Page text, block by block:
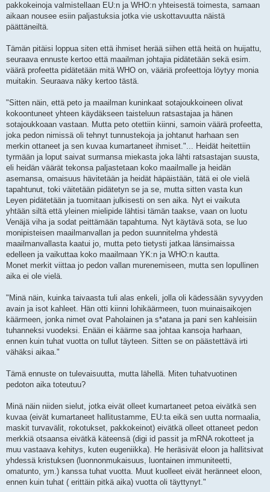
pakkokeinoja valmistellaan EU:n ja WHO:n yhteisestä toimesta, samaan
aikaan nousee esiin paljastuksia jotka vie uskottavuutta näistä
päättäneiltä.
Tämän pitäisi loppua siten että ihmiset herää siihen että heitä on huijattu,
seuraava ennuste kertoo että maailman johtajia pidätetään sekä esim.
väärä profeetta pidätetään mitä WHO on, vääriä profeettoja löytyy monia
muitakin. Seuraava näky kertoo tästä.
"Sitten näin, että peto ja maailman kuninkaat sotajoukkoineen olivat
kokoontuneet yhteen käydäkseen taisteluun ratsastajaa ja hänen
sotajoukkoaan vastaan. Mutta peto otettiin kiinni, samoin väärä profeetta,
joka pedon nimissä oli tehnyt tunnustekoja ja johtanut harhaan sen
merkin ottaneet ja sen kuvaa kumartaneet ihmiset."... Heidät heitettiin
tyrmään ja loput saivat surmansa miekasta joka lähti ratsastajan suusta,
eli heidän väärät tekonsa paljastetaan koko maailmalle ja heidän
asemansa, omaisuus hävitetään ja heidät häpäistään, tätä ei ole vielä
tapahtunut, toki väitetään pidätetyn se ja se, mutta sitten vasta kun
Leyen pidätetään ja tuomitaan julkisesti on sen aika. Nyt ei vaikuta
yhtään siltä että yleinen mielipide lähtisi tämän taakse, vaan on luotu
Venäjä viha ja sodat peittämään tapahtuma. Nyt käytävä sota, se luo
monipisteisen maailmanvallan ja pedon suunnitelma yhdestä
maailmanvallasta kaatui jo, mutta peto tietysti jatkaa länsimaissa
edelleen ja vaikuttaa koko maailmaan YK:n ja WHO:n kautta.
Monet merkit viittaa jo pedon vallan murenemiseen, mutta sen lopullinen
aika ei ole vielä.
"Minä näin, kuinka taivaasta tuli alas enkeli, jolla oli kädessään syvyyden
avain ja isot kahleet. Hän otti kiinni lohikäärmeen, tuon muinaisaikojen
käärmeen, jonka nimet ovat Paholainen ja s*atana ja pani sen kahleisiin
tuhanneksi vuodeksi. Enään ei käärme saa johtaa kansoja harhaan,
ennen kuin tuhat vuotta on tullut täyteen. Sitten se on päästettävä irti
vähäksi aikaa."
Tämä ennuste on tulevaisuutta, mutta lähellä. Miten tuhatvuotinen
pedoton aika toteutuu?
Minä näin niiden sielut, jotka eivät olleet kumartaneet petoa eivätkä sen
kuvaa (eivät kumartaneet hallitustamme, EU:ta eikä sen uutta normaalia,
maskit turvavälit, rokotukset, pakkokeinot) eivätkä olleet ottaneet pedon
merkkiä otsaansa eivätkä käteensä (digi id passit ja mRNA rokotteet ja
muu vastaava kehitys, kuten eugeniikka). He heräsivät eloon ja hallitsivat
yhdessä kristuksen (luonnonmukaisuus, luontainen immuniteetti,
omatunto, ym.) kanssa tuhat vuotta. Muut kuolleet eivät heränneet eloon,
ennen kuin tuhat ( erittäin pitkä aika) vuotta oli täyttynyt."